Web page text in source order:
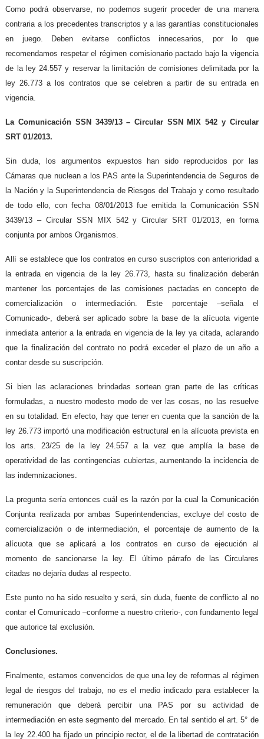
Como podrá observarse, no podemos sugerir proceder de una manera
contraria a los precedentes transcriptos y a las garantías constitucionales
en juego. Deben evitarse conflictos innecesarios, por lo que
recomendamos respetar el régimen comisionario pactado bajo la vigencia
de la ley 24.557 y reservar la limitación de comisiones delimitada por la
ley 26.773 a los contratos que se celebren a partir de su entrada en
vigencia.
La Comunicación SSN 3439/13 – Circular SSN MIX 542 y Circular
SRT 01/2013.
Sin duda, los argumentos expuestos han sido reproducidos por las
Cámaras que nuclean a los PAS ante la Superintendencia de Seguros de
la Nación y la Superintendencia de Riesgos del Trabajo y como resultado
de todo ello, con fecha 08/01/2013 fue emitida la Comunicación SSN
3439/13 – Circular SSN MIX 542 y Circular SRT 01/2013, en forma
conjunta por ambos Organismos.
Allí se establece que los contratos en curso suscriptos con anterioridad a
la entrada en vigencia de la ley 26.773, hasta su finalización deberán
mantener los porcentajes de las comisiones pactadas en concepto de
comercialización o intermediación. Este porcentaje –señala el
Comunicado-, deberá ser aplicado sobre la base de la alícuota vigente
inmediata anterior a la entrada en vigencia de la ley ya citada, aclarando
que la finalización del contrato no podrá exceder el plazo de un año a
contar desde su suscripción.
Si bien las aclaraciones brindadas sortean gran parte de las críticas
formuladas, a nuestro modesto modo de ver las cosas, no las resuelve
en su totalidad. En efecto, hay que tener en cuenta que la sanción de la
ley 26.773 importó una modificación estructural en la alícuota prevista en
los arts. 23/25 de la ley 24.557 a la vez que amplía la base de
operatividad de las contingencias cubiertas, aumentando la incidencia de
las indemnizaciones.
La pregunta sería entonces cuál es la razón por la cual la Comunicación
Conjunta realizada por ambas Superintendencias, excluye del costo de
comercialización o de intermediación, el porcentaje de aumento de la
alícuota que se aplicará a los contratos en curso de ejecución al
momento de sancionarse la ley. El último párrafo de las Circulares
citadas no dejaría dudas al respecto.
Este punto no ha sido resuelto y será, sin duda, fuente de conflicto al no
contar el Comunicado –conforme a nuestro criterio-, con fundamento legal
que autorice tal exclusión.
Conclusiones.
Finalmente, estamos convencidos de que una ley de reformas al régimen
legal de riesgos del trabajo, no es el medio indicado para establecer la
remuneración que deberá percibir una PAS por su actividad de
intermediación en este segmento del mercado. En tal sentido el art. 5° de
la ley 22.400 ha fijado un principio rector, el de la libertad de contratación